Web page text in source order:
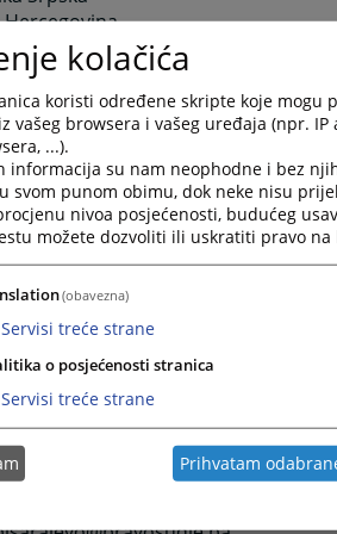
Hercegovina
(centrala):
317
313
315
registra:
321
suda:
suda:
311
Odjeljenja za informaciono-
istocnosarajevo@pravosudje.ba
kolačića
koristi određene skripte koje
vašeg browsera i vašeg uređaja (npr.
...).
informacija su nam neophodne i bez
svom punom obimu, dok neke nisu
nivoa posjećenosti, budućeg
možete dozvoliti ili uskratiti pravo
(obavezna)
Servisi treće strane
o posjećenosti stranica
Servisi treće strane
Prihvatam